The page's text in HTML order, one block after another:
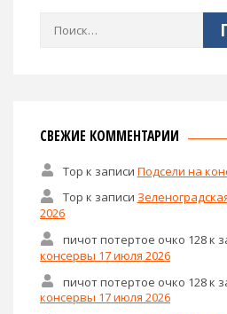
Найти:
СВЕЖИЕ КОММЕНТАРИИ
Тор к записи Подсели на
Тор к записи
2026
пичот потертое очко 128к
консервы 17 июля 2026
пичот потертое очко 128к
консервы 17 июля 2026